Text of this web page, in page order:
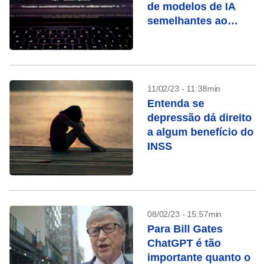
de modelos de IA
semelhantes ao
11/02/23 - 11:38min
Entenda se
depressão dá direito
a algum benefício do
INSS
08/02/23 - 15:57min
Para Bill Gates
ChatGPT é tão
importante quanto o